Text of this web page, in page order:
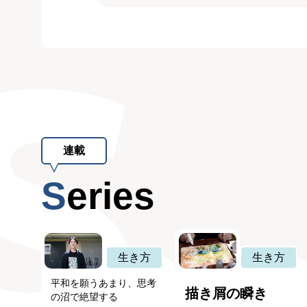
連載
Series
生き方
平和を願うあまり、思考
の沼で絶望する
生き方
描き屑の瞬き